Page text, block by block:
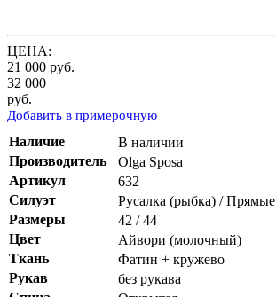
ЦЕНА:
21 000 руб.
32 000
руб.
Добавить в примерочную
Наличие
В наличии
Производитель
Olga Sposa
Артикул
632
Силуэт
Русалка (рыбка) / Прямые
Размеры
42 / 44
Цвет
Айвори (молочный)
Ткань
Фатин + кружево
Рукав
без рукава